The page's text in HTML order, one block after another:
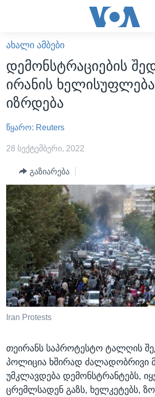
გადადით
მთავარზე
გადადით
მთავარ
ნავიგაციაზე
გადადით
ძიებაზე
ᲐᲮᲐᲚᲘ ᲐᲛᲑᲔᲑᲘ
ᲡᲐᲥᲐᲠᲗᲕᲔᲚᲝ
ᲐᲨᲨ
ᲐᲨᲨ-ᲘᲡ ᲐᲠᲩᲔᲕᲜᲔᲑᲘ 2024
ᲛᲡᲝᲤᲚᲘᲝ
ᲕᲘᲓᲔᲝᲔᲑᲘ
ᲒᲐᲓᲐᲪᲔᲛᲔᲑᲘ
ᲕᲐᲨᲘᲜᲒᲢᲝᲜᲘ ᲓᲦᲔᲡ
ᲮᲔᲓᲕᲐ ᲕᲐᲨᲘᲜᲒᲢᲝᲜᲘᲓᲐᲜ
ᲡᲢᲣᲓᲘᲐ ᲕᲐᲨᲘᲜᲒᲢᲝᲜᲘ
ᲡᲮᲕᲐ ᲡᲘᲐᲮᲚᲔᲔᲑᲘ
ᲞᲝᲚᲘᲢᲘᲙᲐ
ᲔᲙᲝᲜᲝᲛᲘᲙᲐ
ᲯᲐᲜᲛᲠᲗᲔᲚᲝᲑᲐ
ᲛᲔᲪᲜᲘᲔᲠᲔᲑᲐ
ᲘᲜᲢᲔᲠᲕᲘᲣ
ᲙᲣᲚᲢᲣᲠᲐ
ᲓᲔᲖᲘᲜᲤᲝᲠᲛᲐᲪᲘᲐ
ᲠᲣᲡᲔᲗᲘᲡ ᲨᲔᲭᲠᲐ ᲣᲙᲠᲐᲘᲜᲐᲨᲘ
Learning English
ᲗᲕᲐᲚᲘ ᲒᲕᲐᲓᲔᲕᲜᲔᲗ
ᲐᲮᲐᲚᲘ ᲐᲛᲑᲔᲑᲘ
დემონსტრაციების
ირანის
იზრდება
წყარო: Reuters
28 სექტემბერი, 2022
გაზიარება
Iran Protests
თეირანს საპროტესტო ტალღის
პოლიცია ხშირად ძალადობრივი
უმკლავდება დემონსტრანტებს,
ცრემლსადენ გაზს, ხელკეტებს,